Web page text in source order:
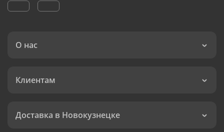
О нас
Клиентам
Доставка в Новокузнецке